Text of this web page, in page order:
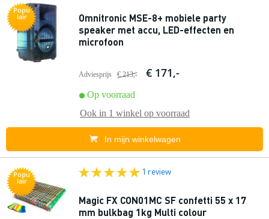
Popu
lair
Omnitronic MSE-8+ mobiele party
speaker met accu, LED-effecten en
microfoon
Adviesprijs € 213,- € 171,-
Op voorraad
Ook in 1 winkel op voorraad
In mijn winkelwagen
Popu
lair
1 review
Magic FX CON01MC SF confetti 55 x 17
mm bulkbag 1kg Multi colour